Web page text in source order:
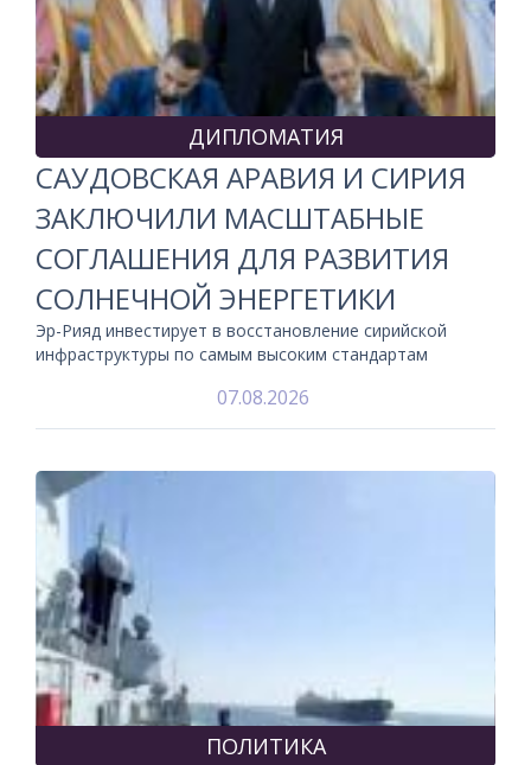
ДИПЛОМАТИЯ
САУДОВСКАЯ АРАВИЯ И СИРИЯ
ЗАКЛЮЧИЛИ МАСШТАБНЫЕ
СОГЛАШЕНИЯ ДЛЯ РАЗВИТИЯ
СОЛНЕЧНОЙ ЭНЕРГЕТИКИ
Эр-Рияд инвестирует в восстановление сирийской
инфраструктуры по самым высоким стандартам
07.08.2026
ПОЛИТИКА